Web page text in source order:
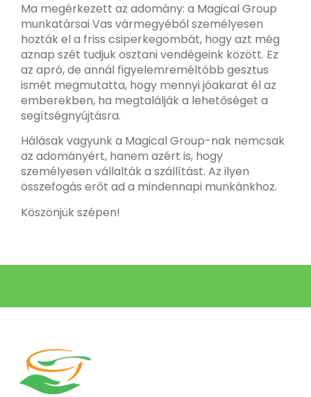
Ma megérkezett az adomány: a Magical Group
munkatársai Vas vármegyéből személyesen
hozták el a friss csiperkegombát, hogy azt még
aznap szét tudjuk osztani vendégeink között. Ez
az apró, de annál figyelemreméltóbb gesztus
ismét megmutatta, hogy mennyi jóakarat él az
emberekben, ha megtalálják a lehetőséget a
segítségnyújtásra.
Hálásak vagyunk a Magical Group-nak nemcsak
az adományért, hanem azért is, hogy
személyesen vállalták a szállítást. Az ilyen
összefogás erőt ad a mindennapi munkánkhoz.
Köszönjük szépen!